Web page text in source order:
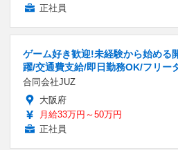
正社員
ゲーム好き歓迎!未経験から始める
躍/交通費支給/即日勤務OK/フリー
合同会社JUZ
大阪府
月給33万円～50万円
正社員